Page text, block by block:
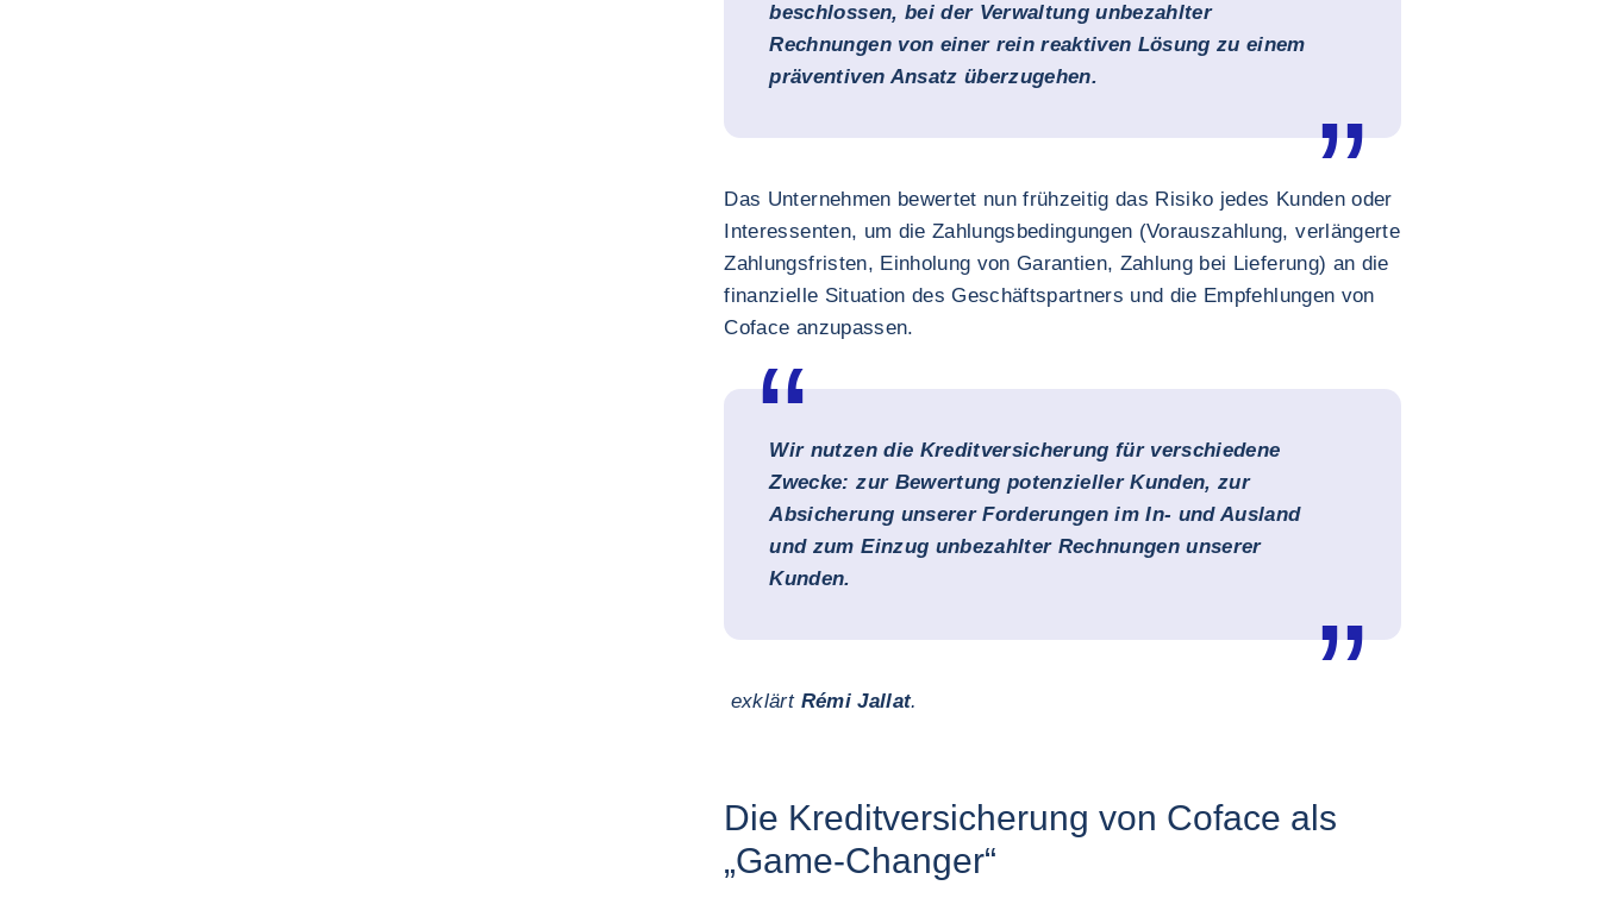
beschlossen, bei der Verwaltung unbezahlter
Rechnungen von einer rein reaktiven Lösung zu einem
präventiven Ansatz überzugehen.
Das Unternehmen bewertet nun frühzeitig das Risiko jedes Kunden oder
Interessenten, um die Zahlungsbedingungen (Vorauszahlung, verlängerte
Zahlungsfristen, Einholung von Garantien, Zahlung bei Lieferung) an die
finanzielle Situation des Geschäftspartners und die Empfehlungen von
Coface anzupassen.
Wir nutzen die Kreditversicherung für verschiedene
Zwecke: zur Bewertung potenzieller Kunden, zur
Absicherung unserer Forderungen im In- und Ausland
und zum Einzug unbezahlter Rechnungen unserer
Kunden.
exklärt Rémi Jallat.
Die Kreditversicherung von Coface als
„Game-Changer“